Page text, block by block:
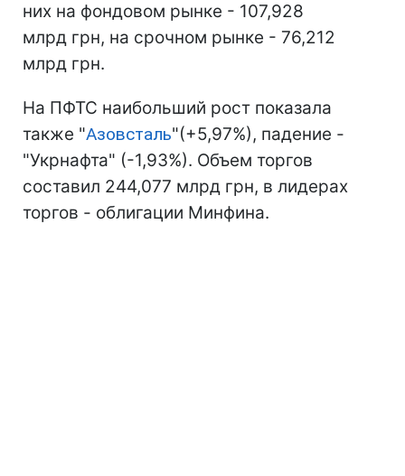
них на фондовом рынке - 107,928
млрд грн, на срочном рынке - 76,212
млрд грн.
На ПФТС наибольший рост показала
также "Азовсталь"(+5,97%), падение -
"Укрнафта" (-1,93%). Объем торгов
составил 244,077 млрд грн, в лидерах
торгов - облигации Минфина.